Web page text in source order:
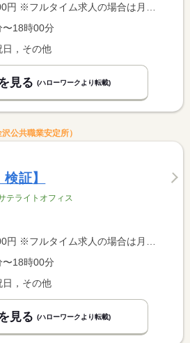
合は月額（換算額）、パート求人の場合は時間額を表示しています。
〜18時00分
日，その他
見る (ハローワークより転載)
公共職業安定所）
証】
ライトオフィス
合は月額（換算額）、パート求人の場合は時間額を表示しています。
〜18時00分
日，その他
見る (ハローワークより転載)